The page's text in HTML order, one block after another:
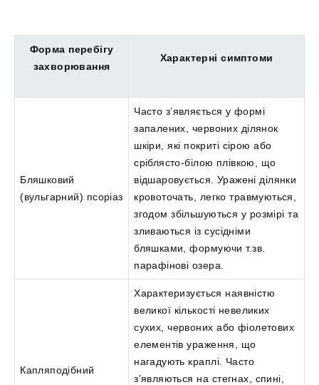
Форма перебігу
захворювання
Характерні симптоми
Бляшковий
(вульгарний) псоріаз
Часто з’являється у формі
запалених, червоних ділянок
шкіри, які покриті сірою або
сріблясто-білою плівкою, що
відшаровується. Уражені ділянки
кровоточать, легко травмуються,
згодом збільшуються у розмірі та
зливаються із сусідніми
бляшками, формуючи т.зв.
парафінові озера.
Капляподібний
Характеризується наявністю
великої кількості невеликих
сухих, червоних або фіолетових
елементів ураження, що
нагадують краплі. Часто
з’являються на стегнах, спині,